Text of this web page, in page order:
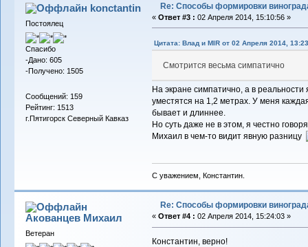
konctantin
Постоялец
Спасибо
-Дано: 605
-Получено: 1505
Сообщений: 159
Рейтинг: 1513
г.Пятигорск Северный Кавказ
Re: Способы формировки
« Ответ #3 : 02 Апреля 2014, 15:10:56 »
Цитата: Влад и MIR от 02 Апреля 2014,
Смотрится весьма симпатично
На экране симпатично, а в
уместятся на 1,2 метрах. У меня
бывает и длиннее.
Но суть даже не в этом, я честно
Михаил в чем-то видит явную разницу
С уважением, Константин.
Акованцев Михаил
Ветеран
Re: Способы формировки
« Ответ #4 : 02 Апреля 2014, 15:24:03 »
Константин, верно!